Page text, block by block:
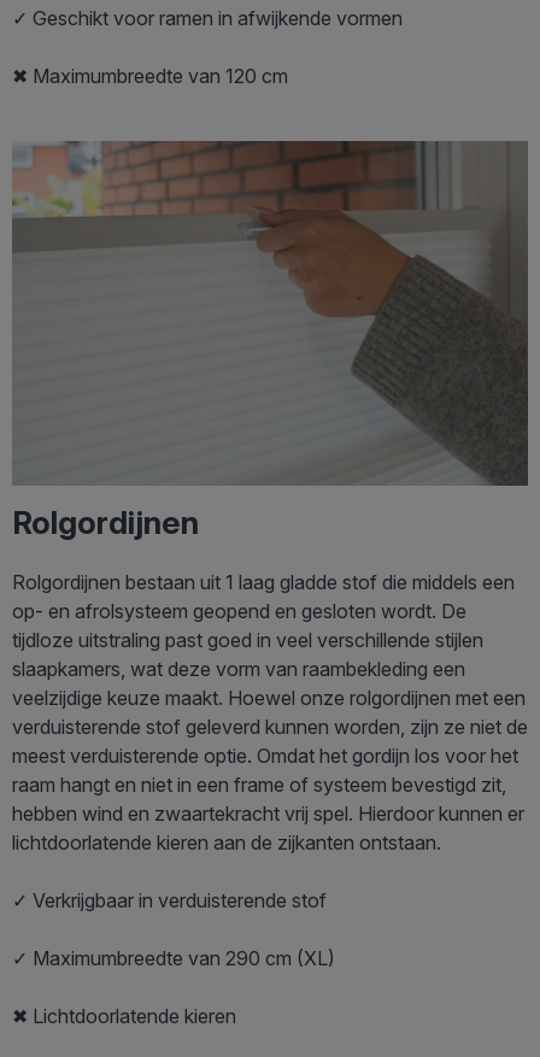
✓ Geschikt voor ramen in afwijkende vormen
✖ Maximumbreedte van 120 cm
Rolgordijnen
Rolgordijnen bestaan uit 1 laag gladde stof die middels een
op- en afrolsysteem geopend en gesloten wordt. De
tijdloze uitstraling past goed in veel verschillende stijlen
slaapkamers, wat deze vorm van raambekleding een
veelzijdige keuze maakt. Hoewel onze rolgordijnen met een
verduisterende stof geleverd kunnen worden, zijn ze niet de
meest verduisterende optie. Omdat het gordijn los voor het
raam hangt en niet in een frame of systeem bevestigd zit,
hebben wind en zwaartekracht vrij spel. Hierdoor kunnen er
lichtdoorlatende kieren aan de zijkanten ontstaan.
✓ Verkrijgbaar in verduisterende stof
✓ Maximumbreedte van 290 cm (XL)
✖ Lichtdoorlatende kieren